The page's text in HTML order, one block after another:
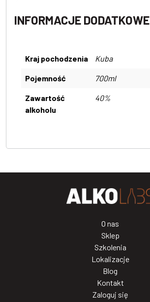
INFORMACJE DODATKOWE
Kraj pochodzenia Kuba
Pojemność 700ml
Zawartość
alkoholu
40%
O nas
Sklep
Szkolenia
Lokalizacje
Blog
Kontakt
Zaloguj się